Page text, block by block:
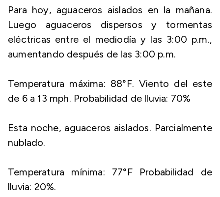
Para hoy, aguaceros aislados en la mañana.
Luego aguaceros dispersos y tormentas
eléctricas entre el mediodía y las 3:00 p.m.,
aumentando después de las 3:00 p.m.
Temperatura máxima: 88°F. Viento del este
de 6 a 13 mph. Probabilidad de lluvia: 70%
Esta noche, aguaceros aislados. Parcialmente
nublado.
Temperatura mínima: 77°F Probabilidad de
lluvia: 20%.